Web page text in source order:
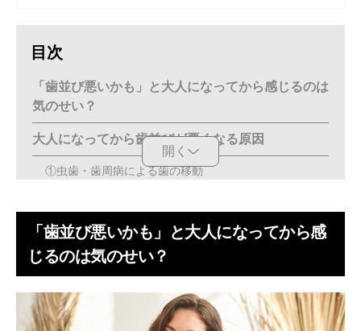
目次
「歯並び悪いかも」と大人になってから感じるのは
気のせい？
大人になってから歯並びが悪くなる原因
①虫歯・歯周病による歯の移動
③歯ぎしり・食いしばりなどのクセ
④口呼吸
⑤加齢に伴う骨の変化
⑥顎骨や口腔内の腫瘍
開く
「歯並び悪いかも」と大人になってから感
じるのは気のせい？